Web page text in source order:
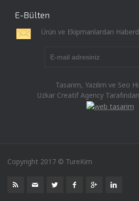
E-Bülten
Ürün ve Ekipmanlardan
Tasarım, Yazılım ve Seo
Uzkar Creatif Agency
Copyright 2017 © TureKim